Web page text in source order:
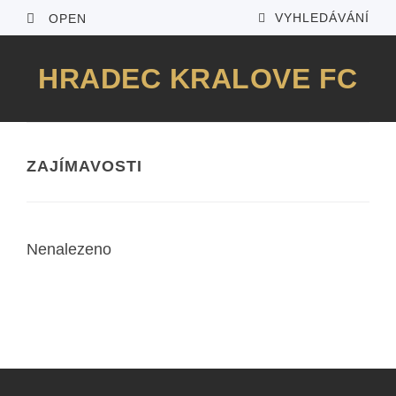
OPEN VYHLEDÁVÁNÍ
HRADEC KRALOVE FC
ZAJÍMAVOSTI
Nenalezeno